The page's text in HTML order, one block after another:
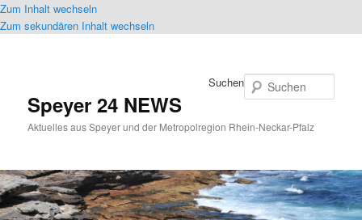
Zum Inhalt wechseln
Zum sekundären Inhalt wechseln
Speyer 24 NEWS
Aktuelles aus Speyer und der Metropolregion Rhein-Neckar-Pfalz
Suchen